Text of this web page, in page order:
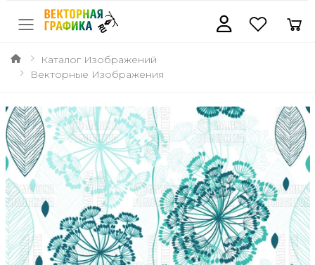
Каталог Изображений
Векторные Изображения